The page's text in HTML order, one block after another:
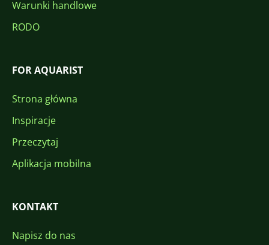
Warunki handlowe
RODO
FOR AQUARIST
Strona główna
Inspiracje
Przeczytaj
Aplikacja mobilna
KONTAKT
Napisz do nas